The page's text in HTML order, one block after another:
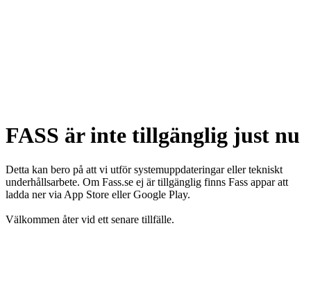
FASS är inte tillgänglig just nu
Detta kan bero på att vi utför systemuppdateringar eller tekniskt
underhållsarbete. Om Fass.se ej är tillgänglig finns Fass appar att
ladda ner via App Store eller Google Play.
Välkommen åter vid ett senare tillfälle.